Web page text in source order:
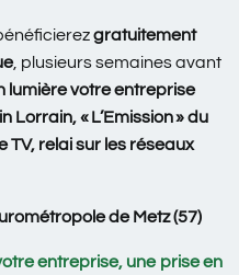
gratuitement
, plusieurs semaines avant
lumière votre entreprise
« L’Emission » du
TV, relai sur les réseaux
de Metz (57)
entreprise, une prise en